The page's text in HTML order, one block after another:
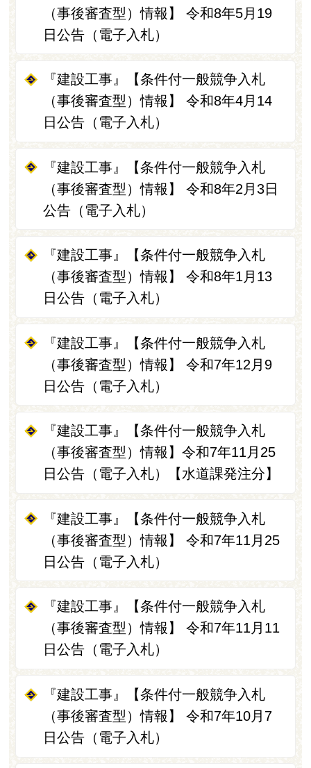
（事後審査型）情報】 令和8年5月19
日公告（電子入札）
『建設工事』【条件付一般競争入札
（事後審査型）情報】 令和8年4月14
日公告（電子入札）
『建設工事』【条件付一般競争入札
（事後審査型）情報】 令和8年2月3日
公告（電子入札）
『建設工事』【条件付一般競争入札
（事後審査型）情報】 令和8年1月13
日公告（電子入札）
『建設工事』【条件付一般競争入札
（事後審査型）情報】 令和7年12月9
日公告（電子入札）
『建設工事』【条件付一般競争入札
（事後審査型）情報】令和7年11月25
日公告（電子入札）【水道課発注分】
『建設工事』【条件付一般競争入札
（事後審査型）情報】 令和7年11月25
日公告（電子入札）
『建設工事』【条件付一般競争入札
（事後審査型）情報】 令和7年11月11
日公告（電子入札）
『建設工事』【条件付一般競争入札
（事後審査型）情報】 令和7年10月7
日公告（電子入札）